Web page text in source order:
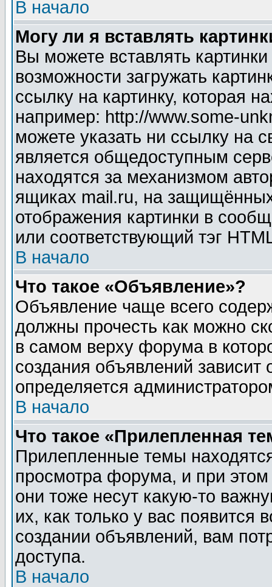
В начало
Могу ли я вставлять
Вы можете вставлять
возможности загружать
ссылку на картинку, которая
например: http://www.some-
можете указать ни ссылку на
является общедоступным
находятся за механизмом
ящиках mail.ru, на
отображения картинки в
или соответствующий тэг
В начало
Что такое «Объявление»?
Объявление чаще всего
должны прочесть как можно
в самом верху форума в
создания объявлений зависит
определяется
В начало
Что такое «Прилепленная
Прилепленные темы
просмотра форума, и при
они тоже несут какую-то
их, как только у вас появится
создании объявлений, вам
доступа.
В начало